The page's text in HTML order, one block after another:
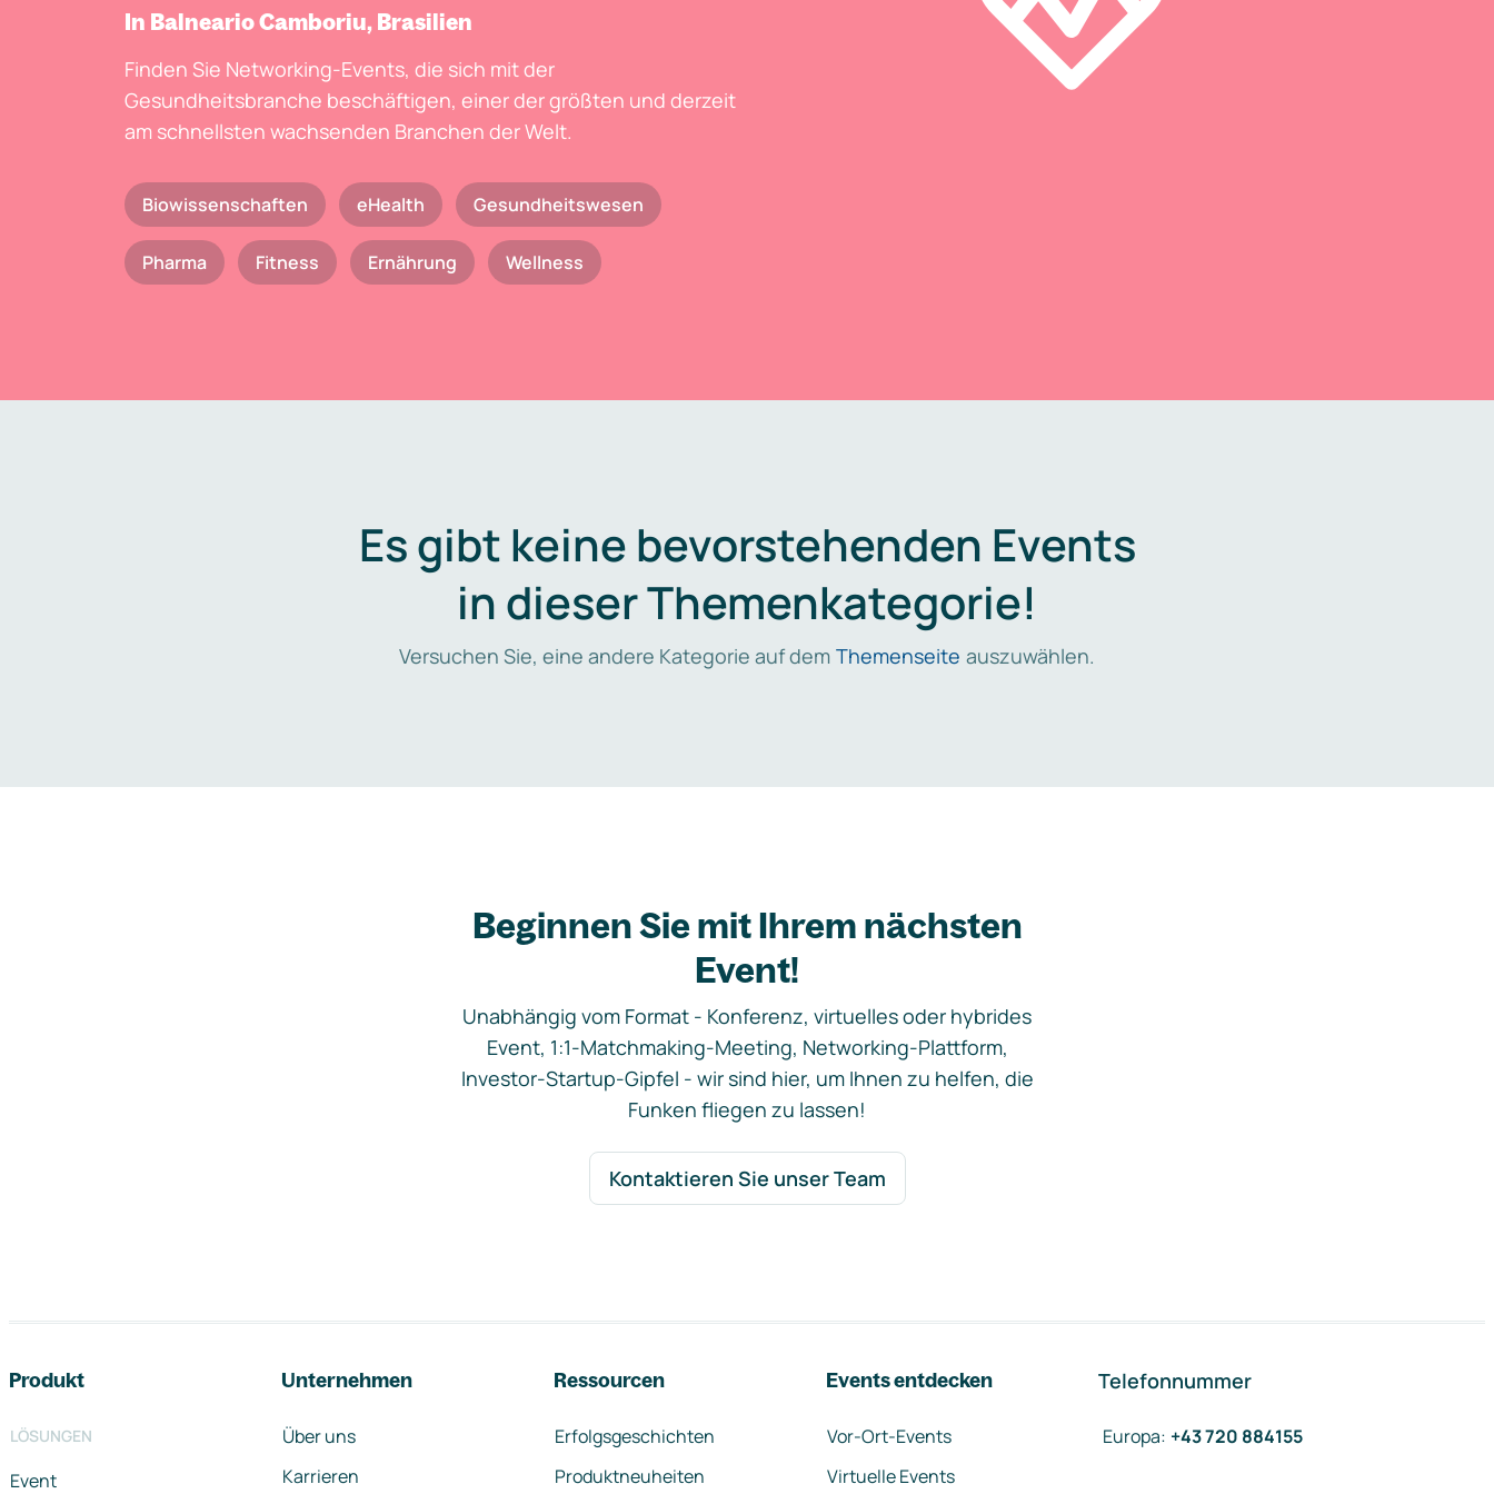
In Balneario Camboriu, Brasilien
Finden Sie Networking-Events, die sich mit der
Gesundheitsbranche beschäftigen, einer der größten und derzeit
am schnellsten wachsenden Branchen der Welt.
Biowissenschaften eHealth Gesundheitswesen
Pharma Fitness Ernährung Wellness
Es gibt keine bevorstehenden Events
in dieser Themenkategorie!
Versuchen Sie, eine andere Kategorie auf dem Themenseite auszuwählen.
Beginnen Sie mit Ihrem nächsten
Event!
Unabhängig vom Format - Konferenz, virtuelles oder hybrides
Event, 1:1-Matchmaking-Meeting, Networking-Plattform,
Investor-Startup-Gipfel - wir sind hier, um Ihnen zu helfen, die
Funken fliegen zu lassen!
Kontaktieren Sie unser Team
Produkt
LÖSUNGEN
Event
Unternehmen
Über uns
Karrieren
Ressourcen
Erfolgsgeschichten
Produktneuheiten
Events entdecken
Vor-Ort-Events
Virtuelle Events
Telefonnummer
Europa: +43 720 884155